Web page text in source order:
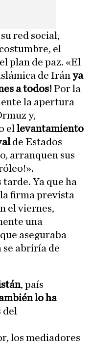
red social,
el
plan de paz. «El
de Irán ya
a todos! Por la
la apertura
y,
el levantamiento
de Estados
arranquen sus
Ya que ha
firma prevista
el viernes,
una
aseguraba
abriría de
, país
lo ha
del
los mediadores